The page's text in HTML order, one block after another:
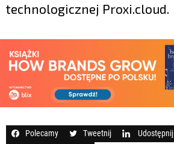
technologicznej Proxi.cloud.
Polecamy Tweetnij
Udostępnij